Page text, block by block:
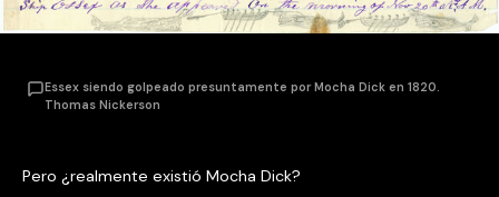
Essex siendo golpeado presuntamente por Mocha Dick en 1820.
Thomas Nickerson
Pero ¿realmente existió Mocha Dick?